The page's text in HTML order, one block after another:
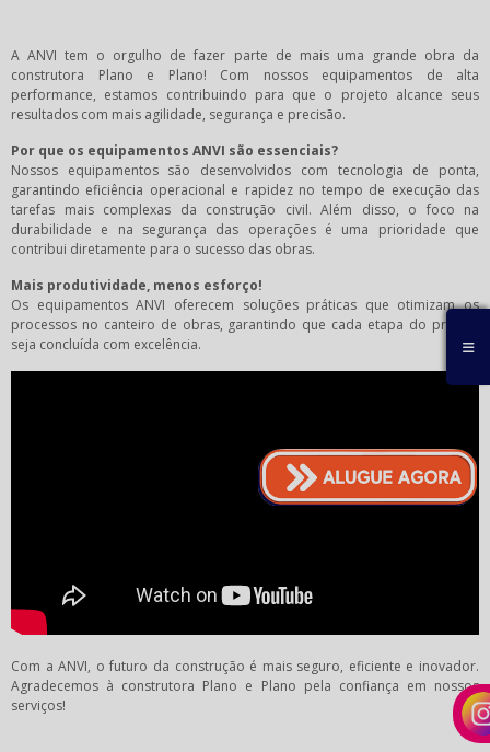
A ANVI tem o orgulho de fazer parte de mais uma grande obra da
construtora Plano e Plano! Com nossos equipamentos de alta
performance, estamos contribuindo para que o projeto alcance seus
resultados com mais agilidade, segurança e precisão.
Por que os equipamentos ANVI são essenciais?
Nossos equipamentos são desenvolvidos com tecnologia de ponta,
garantindo eficiência operacional e rapidez no tempo de execução das
tarefas mais complexas da construção civil. Além disso, o foco na
durabilidade e na segurança das operações é uma prioridade que
contribui diretamente para o sucesso das obras.
Mais produtividade, menos esforço!
Os equipamentos ANVI oferecem soluções práticas que otimizam os
processos no canteiro de obras, garantindo que cada etapa do projeto
seja concluída com excelência.
Com a ANVI, o futuro da construção é mais seguro, eficiente e inovador.
Agradecemos à construtora Plano e Plano pela confiança em nossos
serviços!